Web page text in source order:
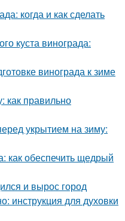
когда и как сделать
куста винограда:
винограда к зиме
как правильно
укрытием на зиму:
как обеспечить щедрый
и вырос город
инструкция для духовки